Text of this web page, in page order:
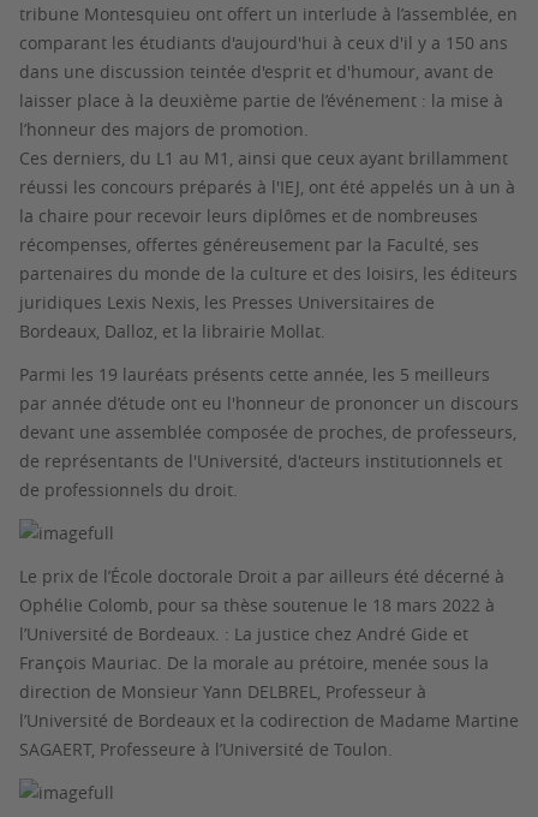
tribune Montesquieu ont offert un interlude à l’assemblée, en
comparant les étudiants d'aujourd'hui à ceux d'il y a 150 ans
dans une discussion teintée d'esprit et d'humour, avant de
laisser place à la deuxième partie de l’événement : la mise à
l’honneur des majors de promotion.
Ces derniers, du L1 au M1, ainsi que ceux ayant brillamment
réussi les concours préparés à l'IEJ, ont été appelés un à un à
la chaire pour recevoir leurs diplômes et de nombreuses
récompenses, offertes généreusement par la Faculté, ses
partenaires du monde de la culture et des loisirs, les éditeurs
juridiques Lexis Nexis, les Presses Universitaires de
Bordeaux, Dalloz, et la librairie Mollat.
Parmi les 19 lauréats présents cette année, les 5 meilleurs
par année d’étude ont eu l'honneur de prononcer un discours
devant une assemblée composée de proches, de professeurs,
de représentants de l'Université, d'acteurs institutionnels et
de professionnels du droit.
Le prix de l’École doctorale Droit a par ailleurs été décerné à
Ophélie Colomb, pour sa thèse soutenue le 18 mars 2022 à
l’Université de Bordeaux. : La justice chez André Gide et
François Mauriac. De la morale au prétoire, menée sous la
direction de Monsieur Yann DELBREL, Professeur à
l’Université de Bordeaux et la codirection de Madame Martine
SAGAERT, Professeure à l’Université de Toulon.